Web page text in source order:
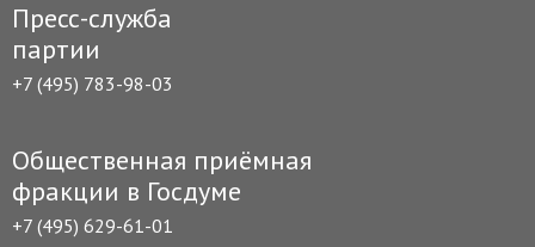
Пресс-служба
партии
+7 (495) 783-98-03
Общественная приёмная
фракции в Госдуме
+7 (495) 629-61-01